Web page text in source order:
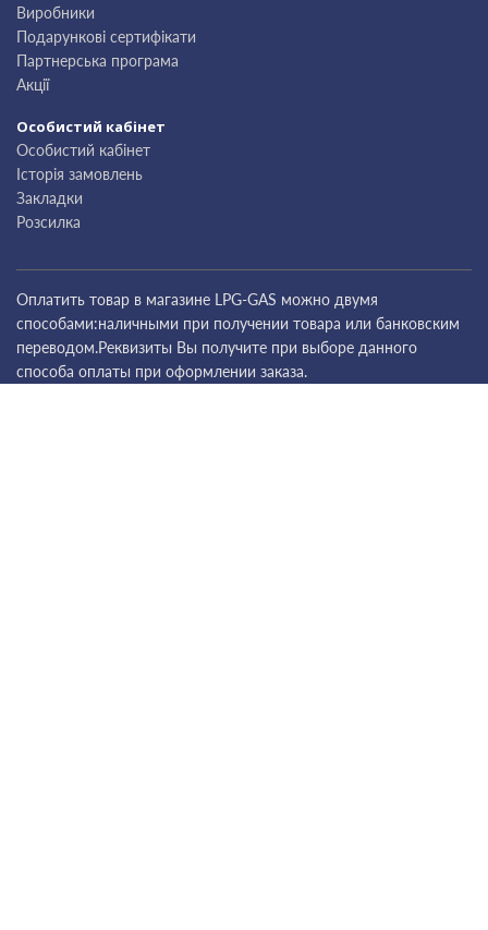
Виробники
Подарункові сертифікати
Партнерська програма
Акції
Особистий кабінет
Особистий кабінет
Історія замовлень
Закладки
Розсилка
Оплатить товар в магазине LPG-GAS можно двумя
способами:наличными при получении товара или банковским
переводом.Реквизиты Вы получите при выборе данного
способа оплаты при оформлении заказа.